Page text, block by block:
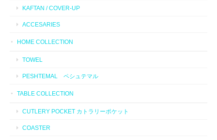
KAFTAN / COVER-UP
ACCESARIES
HOME COLLECTION
TOWEL
PESHTEMAL ペシュテマル
TABLE COLLECTION
CUTLERY POCKET カトラリーポケット
COASTER